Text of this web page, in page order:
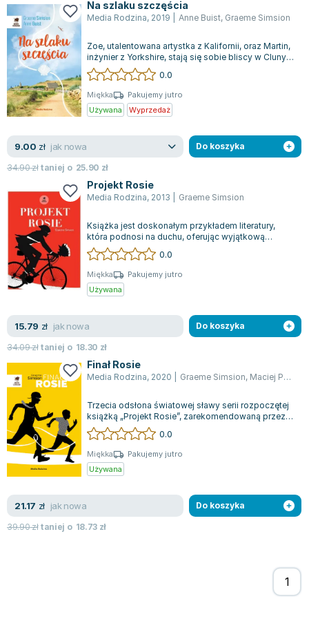
Książki o naukach politycznych dla studentów
Książki do nauk przyrodniczych dla studentów
Książki do nauk społecznych dla studentów
Książki do nauk ścisłych dla studentów
Prawo - książki dla studentów
Technologia żywności - książki
Nauka języków obcych - książki
Podręczniki dla nauczycieli - metodyka
Repetytoria, testy i materiały pomocnicze
Bolesław Prus
Clive Cussler
Wanda Chotomska
Józef Ignacy Kraszewski
Clive Staples Lewis
Martyna Wojciechowska
Blanka Lipińska
Jaś Kapela
Agatha Christie
Witold Gadowski
Jan Pietrzak
Marcin Kowalczyk
Piotr Zychowicz
Joanna Jabłczyńska
Piotr Kościelny
Zygmunt Freud
Agata Passent
Maciej Orłoś
Jo Nesbo
Katarzyna Miller
Antoine de Saint Exupery
Lew Tołstoj
Mark Twain
Paulina Młynarska
ks. Piotr Pawlukiewicz
Na szlaku szczęścia
Media Rodzina, 2019 Anne Buist, Graeme Simsion
Zoe, utalentowana artystka z Kalifornii, oraz Martin,
inżynier z Yorkshire, stają się sobie bliscy w Cluny,
położonym w sercu Fran...
0.0
Miękka
Pakujemy jutro
Używana
Wyprzedaż
9.00 zł jak nowa
34.90złtaniej o 25.90 zł
Do koszyka
Projekt Rosie
Media Rodzina, 2013 Graeme Simsion
Książka jest doskonałym przykładem literatury,
która podnosi na duchu, oferując wyjątkową
kombinację romansu i komedii. Opowieść p...
0.0
Miękka
Pakujemy jutro
Używana
15.79 zł jak nowa
34.09złtaniej o 18.30 zł
Do koszyka
Finał Rosie
Media Rodzina, 2020 Graeme Simsion, Maciej Potulny
Trzecia odsłona światowej sławy serii rozpoczętej
książką „Projekt Rosie”, zarekomendowaną przez
samego Billa Gatesa, to prawdziwe...
0.0
Miękka
Pakujemy jutro
Używana
21.17 zł jak nowa
39.90złtaniej o 18.73 zł
Do koszyka